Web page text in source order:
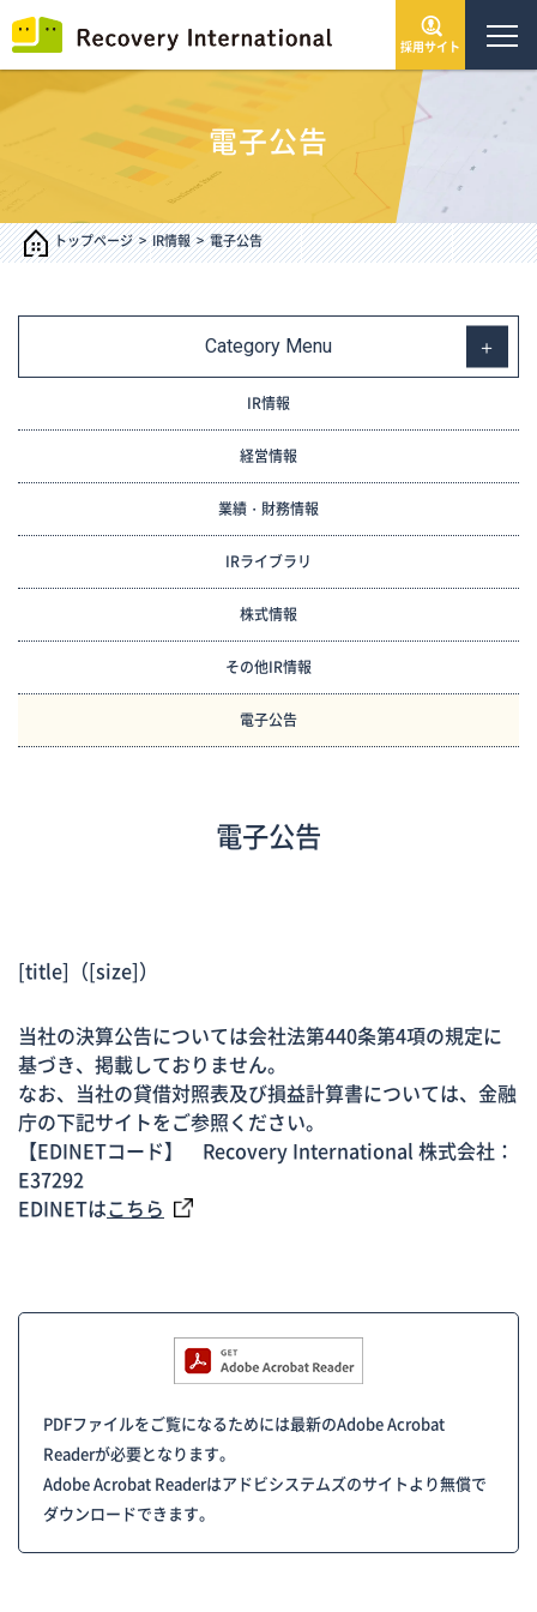
トップページ
サービス・事業
IR情報
インフォメーション
採用サイト
電子公告
トップページ IR情報 電子公告
Category Menu
IR情報
経営情報
業績・財務情報
IRライブラリ
株式情報
その他IR情報
電子公告
電子公告
[title] （[size]）
当社の決算公告については会社法第440条第4項の規定に
基づき、掲載しておりません。
なお、当社の貸借対照表及び損益計算書については、金融
庁の下記サイトをご参照ください。
【EDINETコード】 Recovery International 株式会社：
E37292
EDINETはこちら
PDFファイルをご覧になるためには最新のAdobe Acrobat
Readerが必要となります。
Adobe Acrobat Readerはアドビシステムズのサイトより無償で
ダウンロードできます。